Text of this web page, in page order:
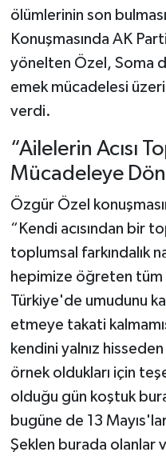
ölümlerinin son
Konuşmasında AK
yönelten Özel, Soma
emek mücadelesi
verdi.
“Ailelerin Acısı
Mücadeleye
Özgür Özel
“Kendi acısından bir
toplumsal farkındalık
hepimize öğreten tüm
Türkiye'de umudunu
etmeye takati
kendini yalnız
örnek oldukları için
olduğu gün koştuk
bugüne de 13
Şeklen burada olanlar